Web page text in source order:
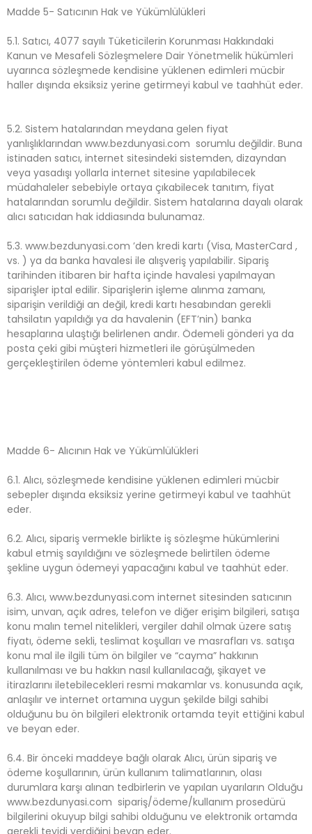
Madde 5- Satıcının Hak ve Yükümlülükleri
5.1. Satıcı, 4077 sayılı Tüketicilerin Korunması Hakkındaki
Kanun ve Mesafeli Sözleşmelere Dair Yönetmelik hükümleri
uyarınca sözleşmede kendisine yüklenen edimleri mücbir
haller dışında eksiksiz yerine getirmeyi kabul ve taahhüt eder.
5.2. Sistem hatalarından meydana gelen fiyat
yanlışlıklarından www.bezdunyasi.com sorumlu değildir. Buna
istinaden satıcı, internet sitesindeki sistemden, dizayndan
veya yasadışı yollarla internet sitesine yapılabilecek
müdahaleler sebebiyle ortaya çıkabilecek tanıtım, fiyat
hatalarından sorumlu değildir. Sistem hatalarına dayalı olarak
alıcı satıcıdan hak iddiasında bulunamaz.
5.3. www.bezdunyasi.com ’den kredi kartı (Visa, MasterCard ,
vs. ) ya da banka havalesi ile alışveriş yapılabilir. Sipariş
tarihinden itibaren bir hafta içinde havalesi yapılmayan
siparişler iptal edilir. Siparişlerin işleme alınma zamanı,
siparişin verildiği an değil, kredi kartı hesabından gerekli
tahsilatın yapıldığı ya da havalenin (EFT’nin) banka
hesaplarına ulaştığı belirlenen andır. Ödemeli gönderi ya da
posta çeki gibi müşteri hizmetleri ile görüşülmeden
gerçekleştirilen ödeme yöntemleri kabul edilmez.
Madde 6- Alıcının Hak ve Yükümlülükleri
6.1. Alıcı, sözleşmede kendisine yüklenen edimleri mücbir
sebepler dışında eksiksiz yerine getirmeyi kabul ve taahhüt
eder.
6.2. Alıcı, sipariş vermekle birlikte iş sözleşme hükümlerini
kabul etmiş sayıldığını ve sözleşmede belirtilen ödeme
şekline uygun ödemeyi yapacağını kabul ve taahhüt eder.
6.3. Alıcı, www.bezdunyasi.com internet sitesinden satıcının
isim, unvan, açık adres, telefon ve diğer erişim bilgileri, satışa
konu malın temel nitelikleri, vergiler dahil olmak üzere satış
fiyatı, ödeme sekli, teslimat koşulları ve masrafları vs. satışa
konu mal ile ilgili tüm ön bilgiler ve “cayma” hakkının
kullanılması ve bu hakkın nasıl kullanılacağı, şikayet ve
itirazlarını iletebilecekleri resmi makamlar vs. konusunda açık,
anlaşılır ve internet ortamına uygun şekilde bilgi sahibi
olduğunu bu ön bilgileri elektronik ortamda teyit ettiğini kabul
ve beyan eder.
6.4. Bir önceki maddeye bağlı olarak Alıcı, ürün sipariş ve
ödeme koşullarının, ürün kullanım talimatlarının, olası
durumlara karşı alınan tedbirlerin ve yapılan uyarıların Olduğu
www.bezdunyasi.com sipariş/ödeme/kullanım prosedürü
bilgilerini okuyup bilgi sahibi olduğunu ve elektronik ortamda
gerekli teyidi verdiğini beyan eder.